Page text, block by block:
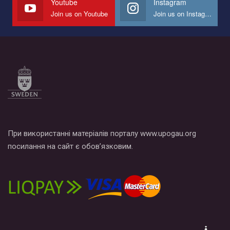
Все, что вам нужно сделать - это зайти на наш канал YouTube
по этой ссылке и поставить лайк под видео.
Join us on Youtube Join us on Instagram
При використанні матеріалів порталу www.upogau.org
посилання на сайт є обов’язковим.